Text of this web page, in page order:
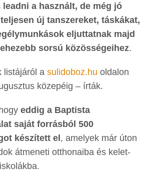
leadni a használt, de még jó
új tanszereket, táskákat,
eljuttatnak majd
sorsú közösségeihez.
listájáról a sulidoboz.hu oldalon
közepéig – írták.
eddig a Baptista
saját forrásból 500
készített el , amelyek már úton
átmeneti otthonaiba és kelet-